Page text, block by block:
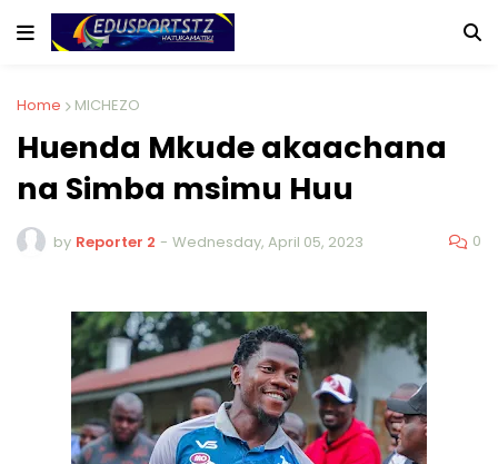
Home MICHEZO
Huenda Mkude akaachana
na Simba msimu Huu
by Reporter 2 - Wednesday, April 05, 2023 0